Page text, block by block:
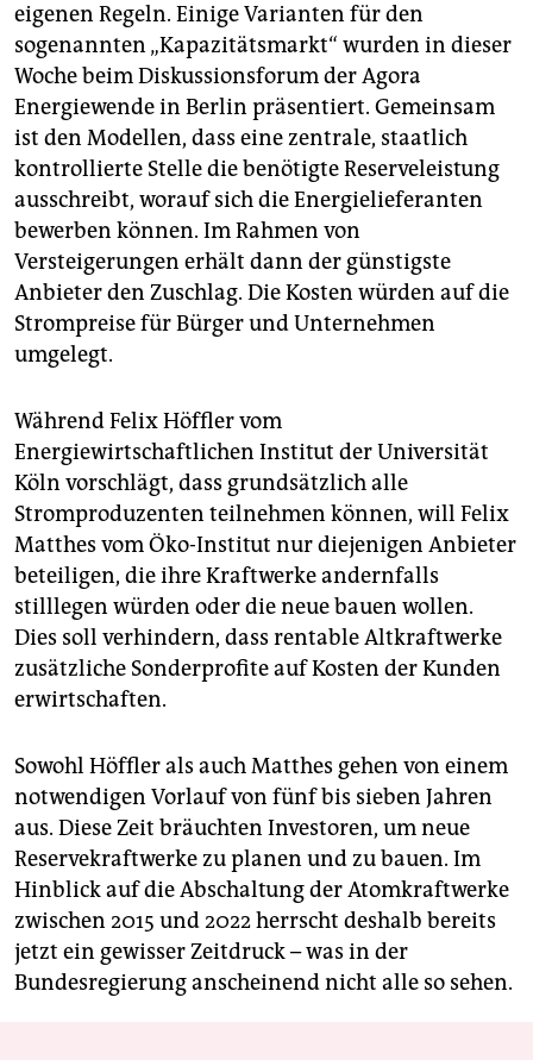
eigenen Regeln. Einige Varianten für den
sogenannten „Kapazitätsmarkt“ wurden in dieser
Woche beim Diskussionsforum der Agora
Energiewende in Berlin präsentiert. Gemeinsam
ist den Modellen, dass eine zentrale, staatlich
kontrollierte Stelle die benötigte Reserveleistung
ausschreibt, worauf sich die Energielieferanten
bewerben können. Im Rahmen von
Versteigerungen erhält dann der günstigste
Anbieter den Zuschlag. Die Kosten würden auf die
Strompreise für Bürger und Unternehmen
umgelegt.
Während Felix Höffler vom
Energiewirtschaftlichen Institut der Universität
Köln vorschlägt, dass grundsätzlich alle
Stromproduzenten teilnehmen können, will Felix
Matthes vom Öko-Institut nur diejenigen Anbieter
beteiligen, die ihre Kraftwerke andernfalls
stilllegen würden oder die neue bauen wollen.
Dies soll verhindern, dass rentable Altkraftwerke
zusätzliche Sonderprofite auf Kosten der Kunden
erwirtschaften.
Sowohl Höffler als auch Matthes gehen von einem
notwendigen Vorlauf von fünf bis sieben Jahren
aus. Diese Zeit bräuchten Investoren, um neue
Reservekraftwerke zu planen und zu bauen. Im
Hinblick auf die Abschaltung der Atomkraftwerke
zwischen 2015 und 2022 herrscht deshalb bereits
jetzt ein gewisser Zeitdruck – was in der
Bundesregierung anscheinend nicht alle so sehen.